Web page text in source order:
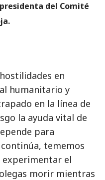
del Comité
en
humanitario y
en la línea de
la ayuda vital de
para
tememos
el
morir mientras